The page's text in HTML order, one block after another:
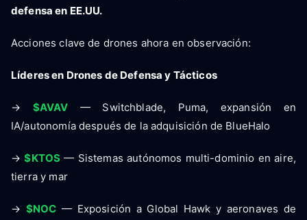
defensa en EE.UU.
Acciones clave de drones ahora en observación:
Líderes en Drones de Defensa y Tácticos
→ $AVAV — Switchblade, Puma, expansión en
IA/autonomía después de la adquisición de BlueHalo
→$KTOS — Sistemas autónomos multi-dominio en aire,
tierra y mar
→ $NOC — Exposición a Global Hawk y aeronaves de